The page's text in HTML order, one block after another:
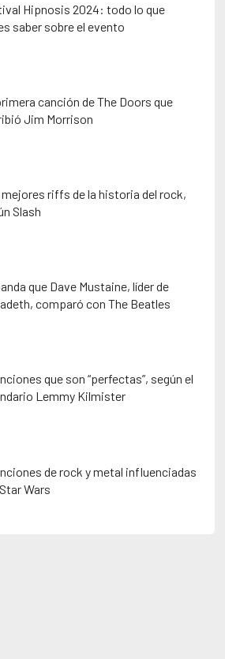
Hipnosis 2024: todo lo que
saber sobre el evento
canción de The Doors que
Jim Morrison
riffs de la historia del rock,
Slash
que Dave Mustaine, líder de
comparó con The Beatles
que son “perfectas”, según el
Lemmy Kilmister
de rock y metal influenciadas
Wars